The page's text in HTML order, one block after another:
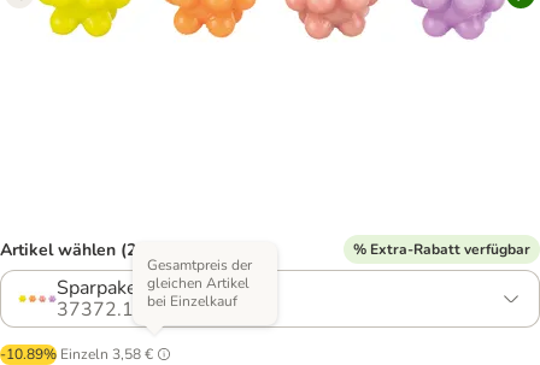
Artikel wählen (2 Varianten) % Extra-Rabatt verfügbar
Sparpaket: 8 Stück
37372.1
-10.89% Einzeln 3,58 €
Gesamtpreis der
gleichen Artikel
bei Einzelkauf